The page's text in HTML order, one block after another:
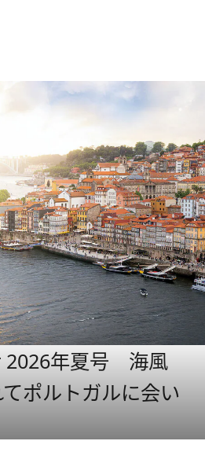
2026年夏号 海風
ポルトガルに会い